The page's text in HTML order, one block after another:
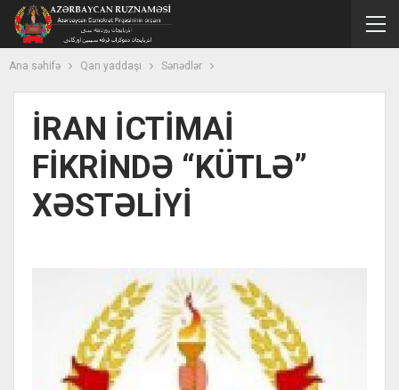
Ana səhifə Qan yaddaşı Sənədlər
İRAN İCTİMAİ
FİKRİNDƏ “KÜTLƏ”
XƏSTƏLİYİ